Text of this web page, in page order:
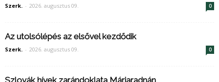
Szerk. - 2026. augusztus 09. 0
Az utolsólépés az elsővel kezdődik
Szerk. - 2026. augusztus 09. 0